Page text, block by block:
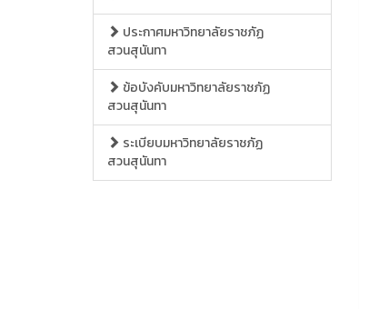
ประกาศมหาวิทยาลัยราชภัฏ
สวนสุนันทา
ข้อบังคับมหาวิทยาลัยราชภัฏ
สวนสุนันทา
ระเบียบมหาวิทยาลัยราชภัฏ
สวนสุนันทา